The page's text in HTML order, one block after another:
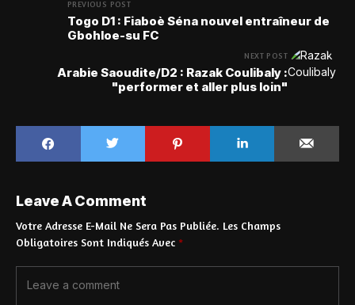
PREVIOUS POST
Togo D1 : Fiaboè Séna nouvel entraîneur de
Gbohloe-su FC
NEXT POST
Arabie Saoudite/D2 : Razak Coulibaly :
"performer et aller plus loin"
Leave A Comment
Votre Adresse E-Mail Ne Sera Pas Publiée. Les Champs
Obligatoires Sont Indiqués Avec *